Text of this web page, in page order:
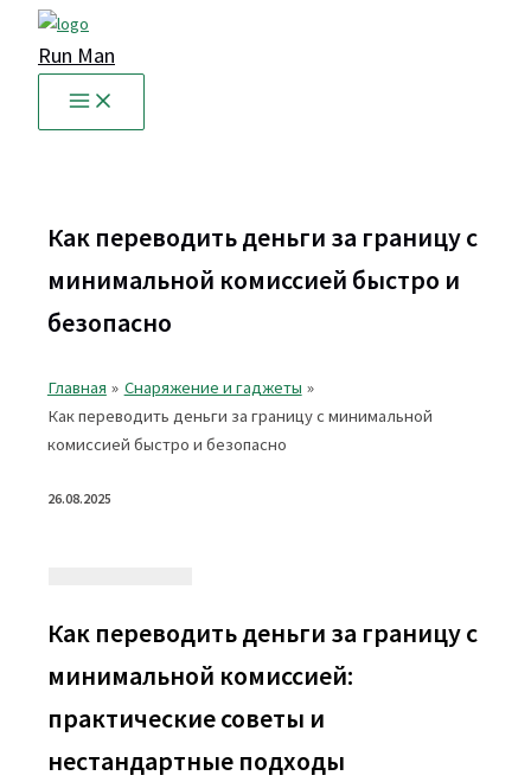
Перейти
содержимому
Run Man
Как переводить деньги за границу с
минимальной комиссией быстро и
безопасно
Главная
Снаряжение и гаджеты
Как переводить деньги за границу с минимальной
комиссией быстро и безопасно
26.08.2025
Как переводить деньги за границу с
минимальной комиссией:
практические советы и
нестандартные подходы